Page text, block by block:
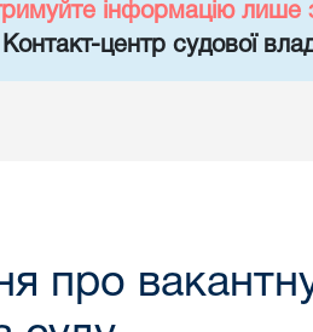
інформацію лише
центр судової
про